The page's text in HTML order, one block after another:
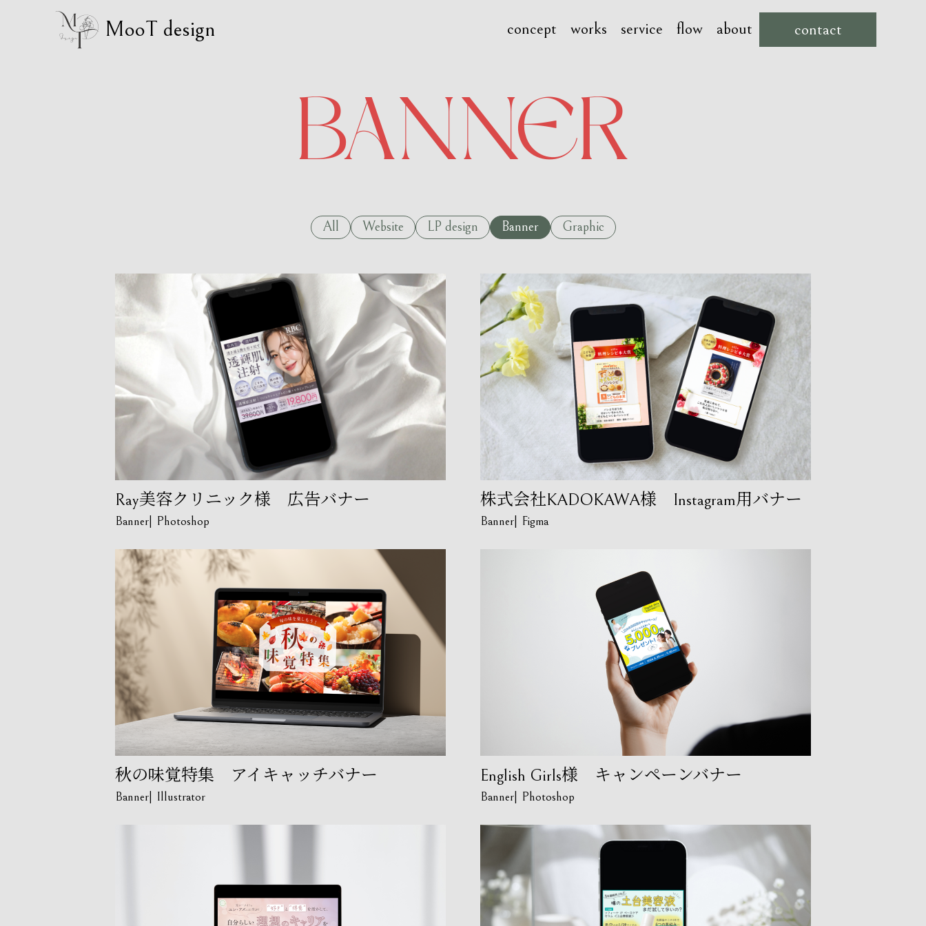
MooT design concept works service flow about contact
BANNER
All Website LP design Banner Graphic
Ray美容クリニック様 広告バナー
Banner Photoshop
株式会社KADOKAWA様 Instagram用バナー
Banner Figma
秋の味覚特集 アイキャッチバナー
Banner Illustrator
English Girls様 キャンペーンバナー
Banner Photoshop